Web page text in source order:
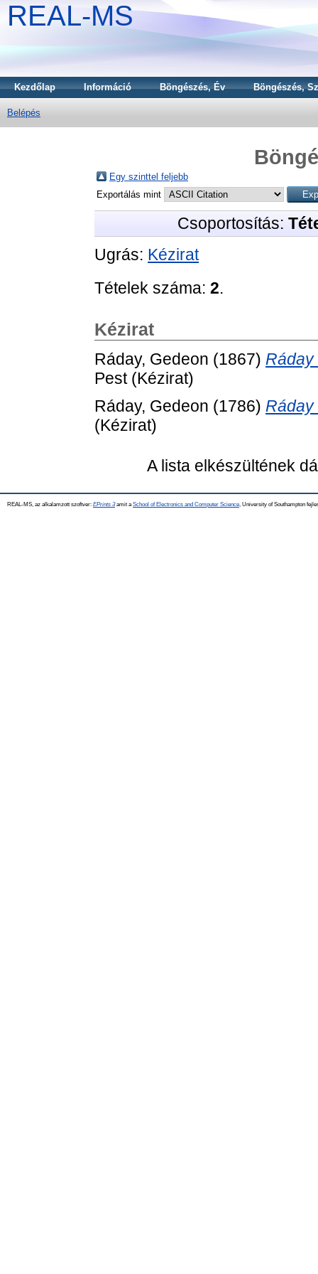
REAL-MS
Kezdőlap Információ Böngészés, Év Böngészés,
Belépés
Egy szinttel feljebb
Exportálás mint
Csoportosítás:
Ugrás: Kézirat
Tételek száma: 2.
Kézirat
Ráday, Gedeon (1867) Ráday
Pest (Kézirat)
Ráday, Gedeon (1786) Ráday
(Kézirat)
A lista elkészültének
REAL-MS, az alkalamzott szoftver: EPrints 3amit a School of Electronics and Computer Science , University of Southampton